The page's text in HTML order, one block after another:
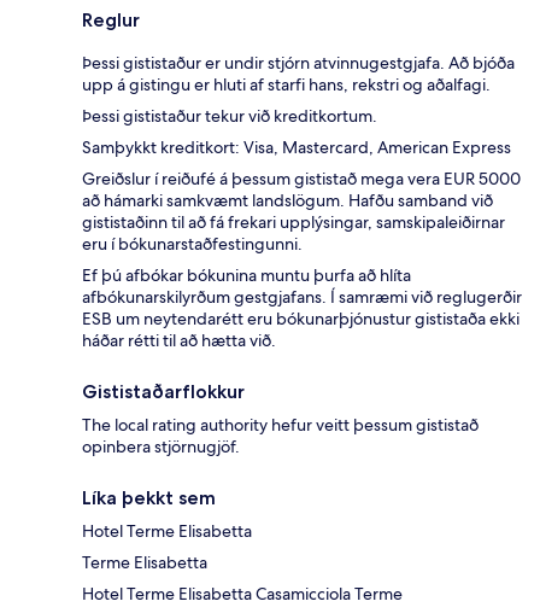
Reglur
Þessi gististaður er undir stjórn atvinnugestgjafa. Að bjóða
upp á gistingu er hluti af starfi hans, rekstri og aðalfagi.
Þessi gististaður tekur við kreditkortum.
Samþykkt kreditkort: Visa, Mastercard, American Express
Greiðslur í reiðufé á þessum gististað mega vera EUR 5000
að hámarki samkvæmt landslögum. Hafðu samband við
gististaðinn til að fá frekari upplýsingar, samskipaleiðirnar
eru í bókunarstaðfestingunni.
Ef þú afbókar bókunina muntu þurfa að hlíta
afbókunarskilyrðum gestgjafans. Í samræmi við reglugerðir
ESB um neytendarétt eru bókunarþjónustur gististaða ekki
háðar rétti til að hætta við.
Gististaðarflokkur
The local rating authority hefur veitt þessum gististað
opinbera stjörnugjöf.
Líka þekkt sem
Hotel Terme Elisabetta
Terme Elisabetta
Hotel Terme Elisabetta Casamicciola Terme